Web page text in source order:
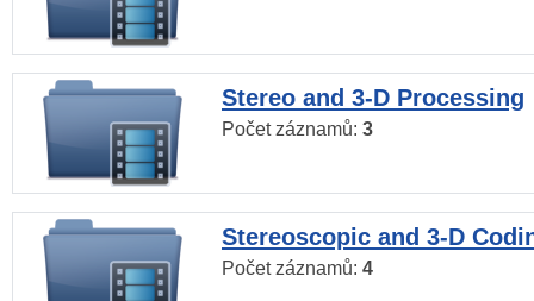
Stereo and 3-D Processing
Počet záznamů: 3
Stereoscopic and 3-D
Počet záznamů: 4